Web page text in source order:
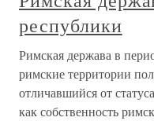
республики
Римская держава в
римские территории
отличавшийся от
как собственность